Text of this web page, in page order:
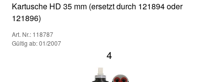
Kartusche HD 35 mm (ersetzt durch 121894 oder
121896)
Art. Nr.: 118787
Gültig ab: 01/2007
4